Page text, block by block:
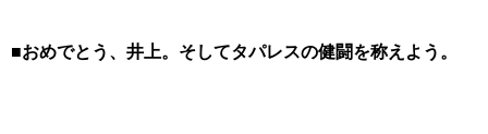
■おめでとう、井上。そしてタパレスの健闘を称えよう。